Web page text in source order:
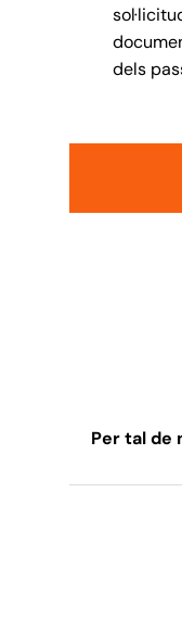
dels
Per tal de